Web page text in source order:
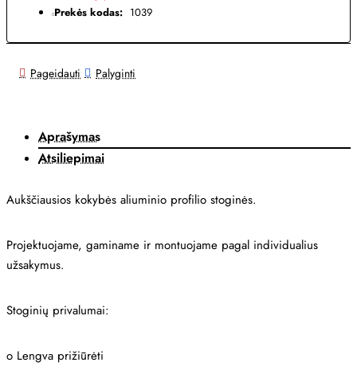
Prekės kodas: 1039
Pageidauti Palyginti
Aprašymas
Atsiliepimai
Aukščiausios kokybės aliuminio profilio stoginės.
Projektuojame, gaminame ir montuojame pagal individualius
užsakymus.
Stoginių privalumai:
o Lengva prižiūrėti